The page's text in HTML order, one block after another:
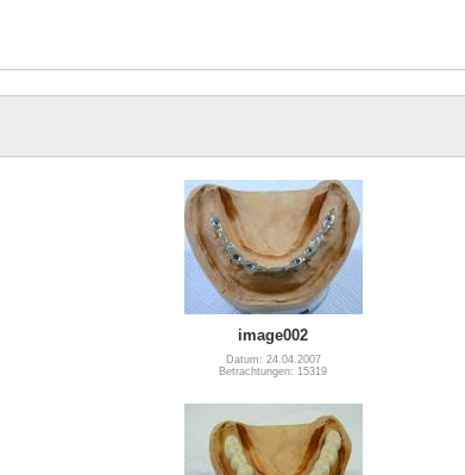
image002
Datum: 24.04.2007
Betrachtungen: 15319